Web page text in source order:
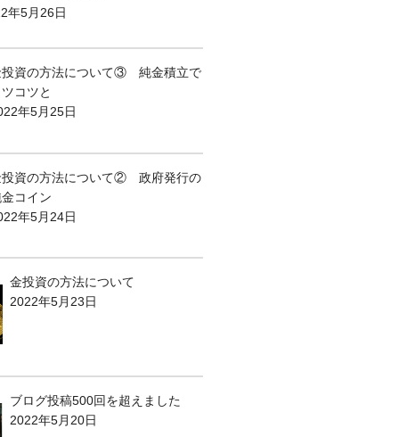
年5月26日
投資の方法について③ 純金積立で
ツコツと
年5月25日
投資の方法について② 政府発行の
コイン
年5月24日
金投資の方法について
2022年5月23日
ブログ投稿500回を超えました
2022年5月20日